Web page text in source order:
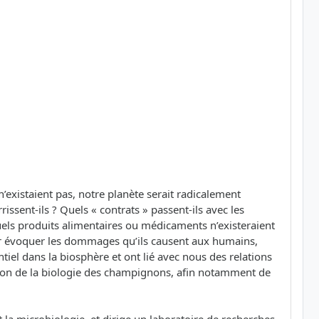
pas, notre planète serait radicalement
ils ? Quels « contrats » passent-ils avec les
produits alimentaires ou médicaments n’existeraient
les dommages qu’ils causent aux humains,
dans la biosphère et ont lié avec nous des relations
de la biologie des champignons, afin notamment de